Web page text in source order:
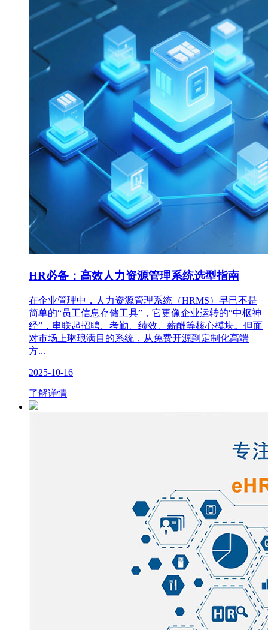
HR必备：高效人力资源管理系统选型指南
在企业管理中，人力资源管理系统（HRMS）早已不是
简单的“员工信息存储工具”，它更像企业运转的“中枢神
经”，串联起招聘、考勤、绩效、薪酬等核心模块。但面
对市场上琳琅满目的系统，从免费开源到定制化高端
方...
2025-10-16
了解详情